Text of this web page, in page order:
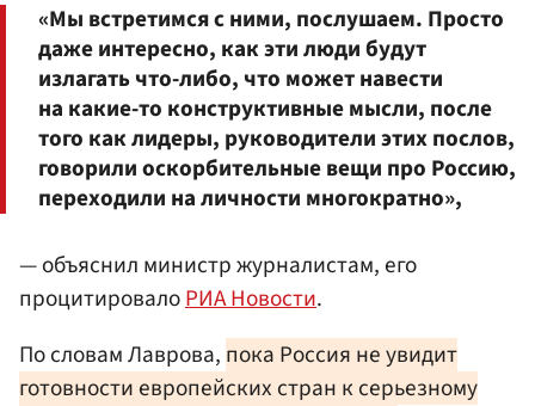
«Мы встретимся с ними, послушаем. Просто
даже интересно, как эти люди будут
излагать что-либо, что может навести
на какие-то конструктивные мысли, после
того как лидеры, руководители этих послов,
говорили оскорбительные вещи про Россию,
переходили на личности многократно»,
— объяснил министр журналистам, его
процитировалоРИА Новости.
По словам Лаврова, пока Россия не увидит
готовности европейских стран к серьезному